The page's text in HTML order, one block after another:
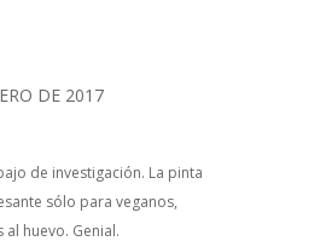
DE 2017
de investigación. La pinta
sólo para veganos,
huevo. Genial.